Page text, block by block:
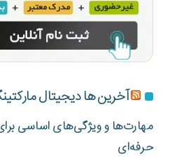
آخرین ها دیجیتال
مهارت‌ها و ویژگی‌های اساسی
حرفه‌ای